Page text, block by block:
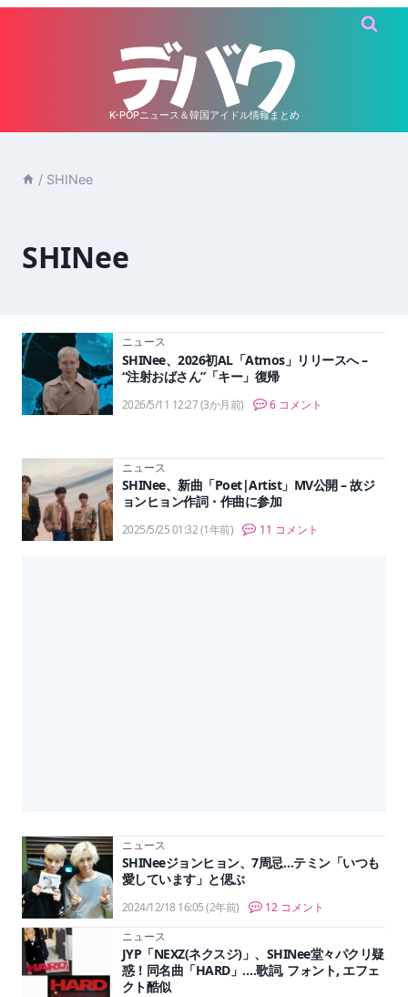
K-POPニュース＆韓国アイドル情報まとめ
/ SHINee
SHINee
ニュース
SHINee、2026初AL「Atmos」リリースへ –
“注射おばさん”「キー」復帰
2026/5/11 12:27(3か月前) 6 コメント
ニュース
SHINee、新曲「Poet|Artist」MV公開 – 故ジ
ョンヒョン作詞・作曲に参加
2025/5/25 01:32(1年前) 11 コメント
ニュース
SHINeeジョンヒョン、7周忌…テミン「いつも
愛しています」と偲ぶ
2024/12/18 16:05(2年前) 12 コメント
ニュース
JYP「NEXZ(ネクスジ)」、SHINee堂々パクリ疑
惑！同名曲「HARD」….歌詞, フォント, エフェ
クト酷似